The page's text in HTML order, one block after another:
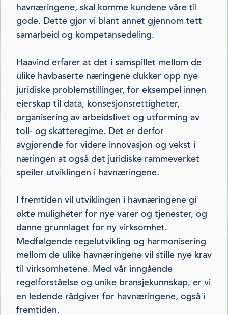
havnæringene, skal komme kundene våre til
gode. Dette gjør vi blant annet gjennom tett
samarbeid og kompetansedeling.
Haavind erfarer at det i samspillet mellom de
ulike havbaserte næringene dukker opp nye
juridiske problemstillinger, for eksempel innen
eierskap til data, konsesjonsrettigheter,
organisering av arbeidslivet og utforming av
toll- og skatteregime. Det er derfor
avgjørende for videre innovasjon og vekst i
næringen at også det juridiske rammeverket
speiler utviklingen i havnæringene.
I fremtiden vil utviklingen i havnæringene gi
økte muligheter for nye varer og tjenester, og
danne grunnlaget for ny virksomhet.
Medfølgende regelutvikling og harmonisering
mellom de ulike havnæringene vil stille nye krav
til virksomhetene. Med vår inngående
regelforståelse og unike bransjekunnskap, er vi
en ledende rådgiver for havnæringene, også i
fremtiden.